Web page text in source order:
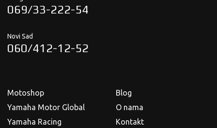
069/33-222-54
Novi Sad
060/412-12-52
Motoshop
Yamaha Motor Global
Yamaha Racing
Blog
O nama
Kontakt